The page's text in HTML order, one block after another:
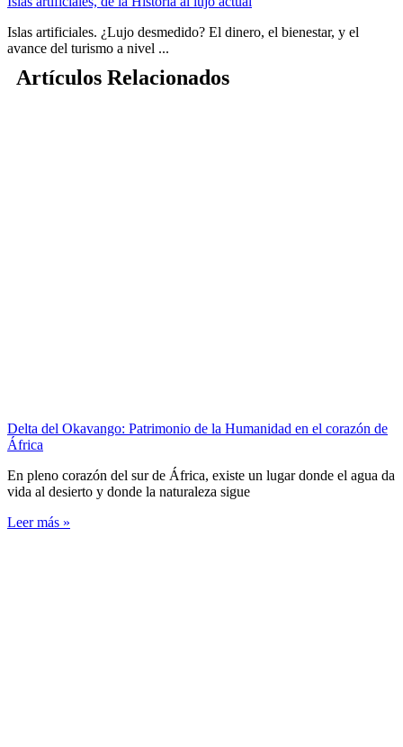
Islas artificiales. ¿Lujo desmedido? El dinero, el bienestar, y el
avance del turismo a nivel ...
Artículos Relacionados
Delta del Okavango: Patrimonio de la Humanidad en el corazón de
África
En pleno corazón del sur de África, existe un lugar donde el agua da
vida al desierto y donde la naturaleza sigue
Leer más »